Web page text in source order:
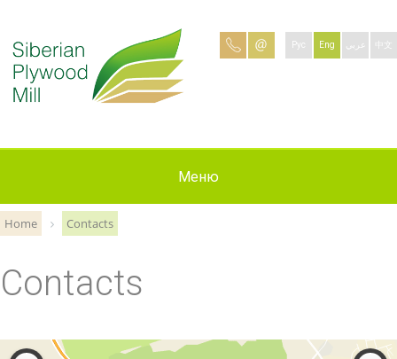
Рус Eng عربي 中文
Меню
About
Production
Applying
News
Contacts
Jobs
Home Contacts
Contacts